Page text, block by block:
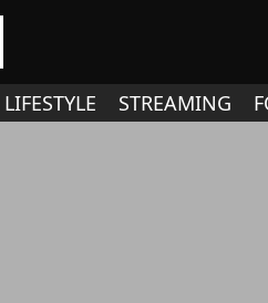
LIFESTYLE STREAMING